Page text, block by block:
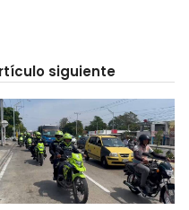
siguiente